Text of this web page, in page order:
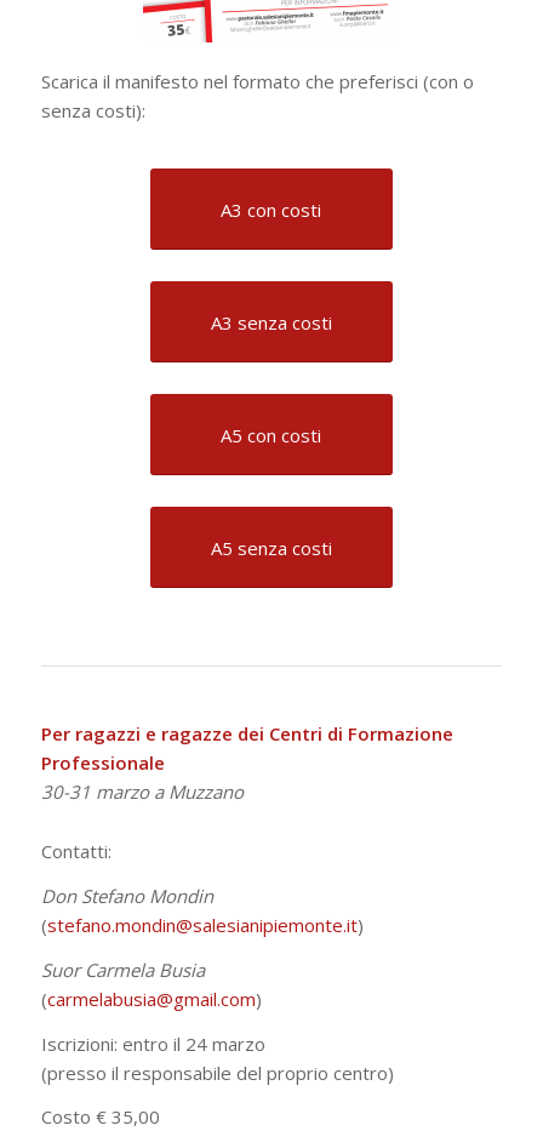
Scarica il manifesto nel formato che preferisci (con o
senza costi):
A3 con costi
A3 senza costi
A5 con costi
A5 senza costi
Per ragazzi e ragazze dei Centri di Formazione
Professionale
30-31 marzo a Muzzano
Contatti:
Don Stefano Mondin
(stefano.mondin@salesianipiemonte.it)
Suor Carmela Busia
(carmelabusia@gmail.com)
Iscrizioni: entro il 24 marzo
(presso il responsabile del proprio centro)
Costo € 35,00